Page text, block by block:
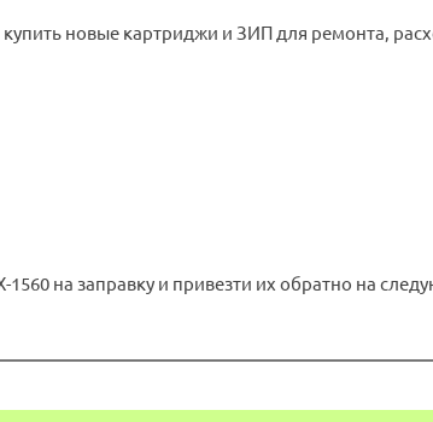
купить новые картриджи и ЗИП для ремонта,
на заправку и привезти их обратно на